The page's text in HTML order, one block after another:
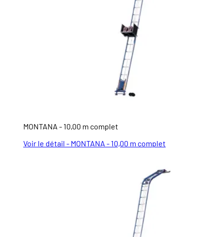
MONTANA - 10,00 m complet
Voir le détail - MONTANA - 10,00 m complet